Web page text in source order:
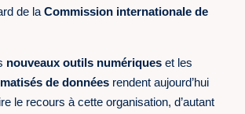
de laCommission internationale de
nouveaux outils numériques et les
de données rendent aujourd’hui
le recours à cette organisation, d’autant